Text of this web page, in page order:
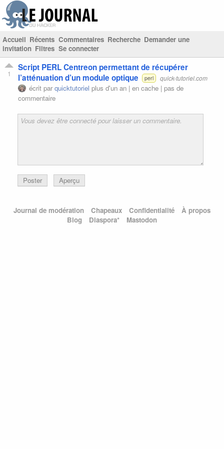
Accueil Récents Commentaires Recherche Demander une
invitation Filtres Se connecter
1
Script PERL Centreon permettant de récupérer
l’atténuation d’un module optique
perl quick-tutoriel.com
écrit parquicktutoriel plus d'un an | en cache | pas de
commentaire
Poster Aperçu
Journal de modération Chapeaux Confidentialité
À propos
Blog
Diaspora* Mastodon